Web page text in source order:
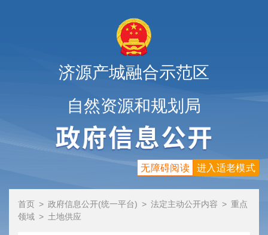
济源产城融合示范区
自然资源和规划局
进入适老模式
无障碍阅读
首页 > 政府信息公开(统一平台) > 法定主动公开内容 > 重点
领域 > 土地供应